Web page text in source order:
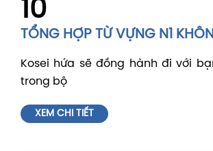
10
TỔNG HỢP TỪ VỰNG N1
Kosei hứa sẽ đồng hành đi với
trong bộ
XEM CHI TIẾT